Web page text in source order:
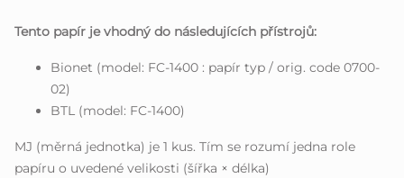
Tento papír je vhodný do následujících přístrojů:
Bionet (model: FC-1400 : papír typ / orig. code 0700-
02)
BTL (model: FC-1400)
MJ (měrná jednotka) je 1 kus. Tím se rozumí jedna role
papíru o uvedené velikosti (šířka × délka)